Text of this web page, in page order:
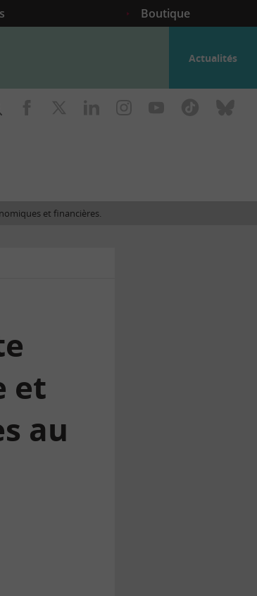
Boutique
Actualités
et financières.
et
au